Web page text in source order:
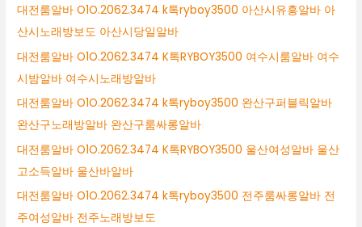
대전룸알바 O1O.2062.3474 k톡ryboy3500 아산시유흥알바 아
산시노래방보도 아산시당일알바
대전룸알바 O1O.2062.3474 K톡RYBOY3500 여수시룸알바 여수
시밤알바 여수시노래방알바
대전룸알바 O1O.2062.3474 k톡ryboy3500 완산구퍼블릭알바
완산구노래방알바 완산구룸싸롱알바
대전룸알바 O1O.2062.3474 K톡RYBOY3500 울산여성알바 울산
고소득알바 울산바알바
대전룸알바 O1O.2062.3474 k톡ryboy3500 전주룸싸롱알바 전
주여성알바 전주노래방보도